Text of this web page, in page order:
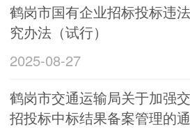
鹤岗市国有企业招标投标违
究办法（试行）
2025-08-27
鹤岗市交通运输局关于加强
招投标中标结果备案管理的